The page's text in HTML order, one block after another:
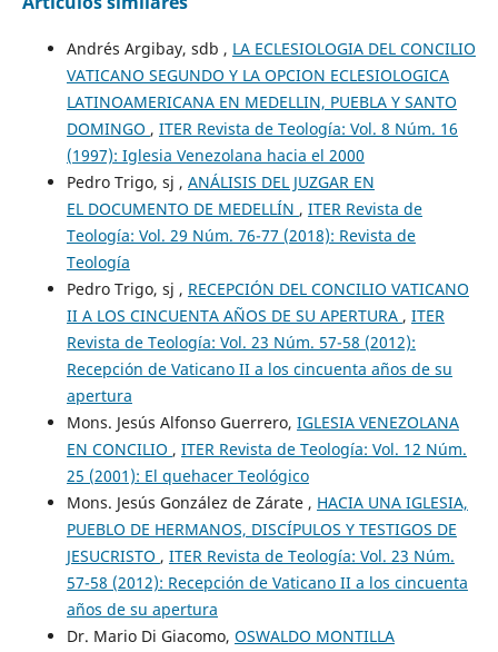
Andrés Argibay, sdb , LA ECLESIOLOGIA DEL CONCILIO
VATICANO SEGUNDO Y LA OPCION ECLESIOLOGICA
LATINOAMERICANA EN MEDELLIN, PUEBLA Y SANTO
DOMINGO , ITER Revista de Teología: Vol. 8 Núm. 16
(1997): Iglesia Venezolana hacia el 2000
Pedro Trigo, sj , ANÁLISIS DEL JUZGAR EN
EL DOCUMENTO DE MEDELLÍN , ITER Revista de
Teología: Vol. 29 Núm. 76-77 (2018): Revista de
Teología
Pedro Trigo, sj , RECEPCIÓN DEL CONCILIO VATICANO
II A LOS CINCUENTA AÑOS DE SU APERTURA , ITER
Revista de Teología: Vol. 23 Núm. 57-58 (2012):
Recepción de Vaticano II a los cincuenta años de su
apertura
Mons. Jesús Alfonso Guerrero, IGLESIA VENEZOLANA
EN CONCILIO , ITER Revista de Teología: Vol. 12 Núm.
25 (2001): El quehacer Teológico
Mons. Jesús González de Zárate , HACIA UNA IGLESIA,
PUEBLO DE HERMANOS, DISCÍPULOS Y TESTIGOS DE
JESUCRISTO , ITER Revista de Teología: Vol. 23 Núm.
57-58 (2012): Recepción de Vaticano II a los cincuenta
años de su apertura
Dr. Mario Di Giacomo, OSWALDO MONTILLA